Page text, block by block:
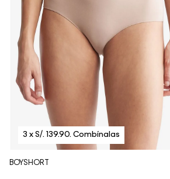
Vista Rápida
BOYSHORT